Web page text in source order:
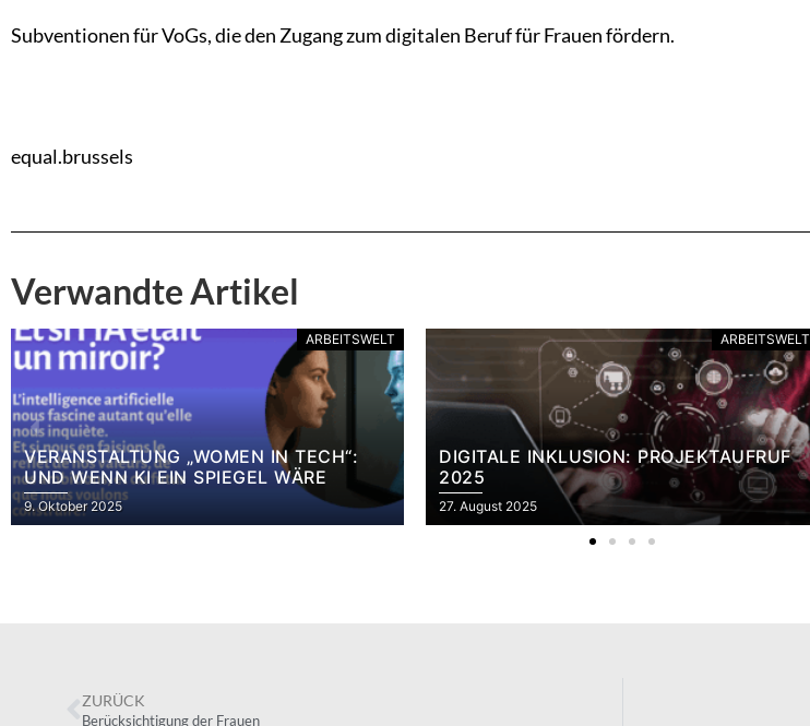
Subventionen für VoGs, die den Zugang zum digitalen Beruf für Frauen fördern.
equal.brussels
Verwandte Artikel
ARBEITSWELT
VERANSTALTUNG „WOMEN IN TECH“:
UND WENN KI EIN SPIEGEL WÄRE
9. Oktober 2025
ARBEITSWELT
DIGITALE INKLUSION: PROJEKTAUFRUF
2025
27. August 2025
ZURÜCK
Berücksichtigung der Frauen